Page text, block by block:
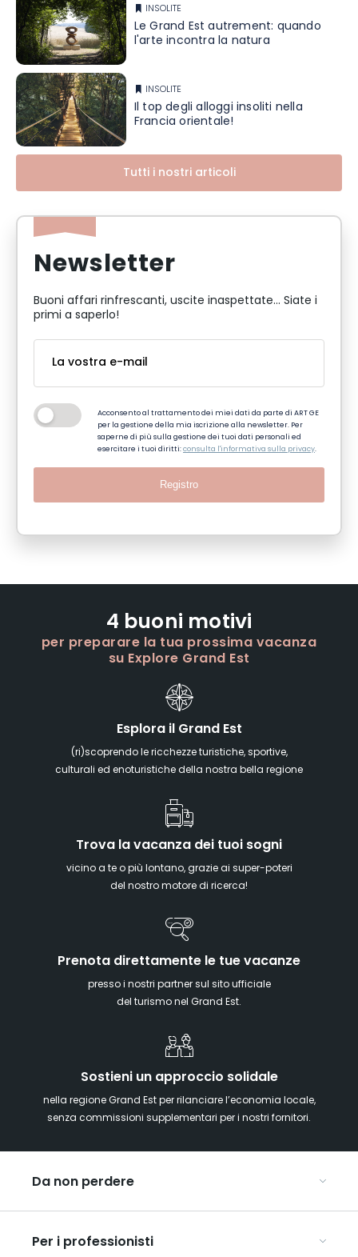
INSOLITE
Le Grand Est autrement: quando
l'arte incontra la natura
INSOLITE
Il top degli alloggi insoliti nella
Francia orientale!
Tutti i nostri articoli
Newsletter
Buoni affari rinfrescanti, uscite inaspettate... Siate i
primi a saperlo!
Acconsento al trattamento dei miei dati da parte di ART GE
per la gestione della mia iscrizione alla newsletter. Per
saperne di più sulla gestione dei tuoi dati personali ed
esercitare i tuoi diritti:consulta l'informativa sulla privacy.
Registro
4 buoni motivi
per preparare la tua prossima vacanza
su Explore Grand Est
Esplora il Grand Est
(ri)scoprendo le ricchezze turistiche, sportive,
culturali ed enoturistiche della nostra bella regione
Trova la vacanza dei tuoi sogni
vicino a te o più lontano, grazie ai super-poteri
del nostro motore di ricerca!
Prenota direttamente le tue vacanze
presso i nostri partner sul sito ufficiale
del turismo nel Grand Est.
Sostieni un approccio solidale
nella regione Grand Est per rilanciare l’economia locale,
senza commissioni supplementari per i nostri fornitori.
Da non perdere
Alsazia
Per i professionisti